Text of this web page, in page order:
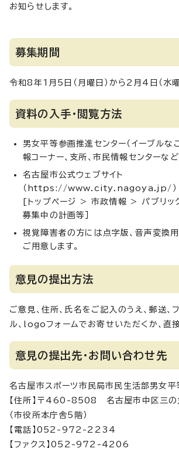
お知らせします。
募集期間
令和8年1月5日（月曜日）から2月4日（水曜
資料の入手・閲覧方法
男女平等参画推進センター（イーブルな
報コーナー、支所、市民情報センターな
名古屋市公式ウェブサイト
（https://www.city.nagoya.jp/）
[トップページ > 市政情報 > パブリッ
募集中の計画等］
視覚障害者の方には点字版、音声変換用
ご用意します。
意見の提出方法
ご意見、住所、氏名をご記入のうえ、郵送、
ル、logoフォームでお寄せいただくか、直
意見の提出先・お問い合わせ先
名古屋市スポーツ市民局市民生活部男女平
【住所】〒460-8508 名古屋市中区三の
（市役所本庁舎5階）
【電話】052-972-2234
【ファクス】052-972-4206